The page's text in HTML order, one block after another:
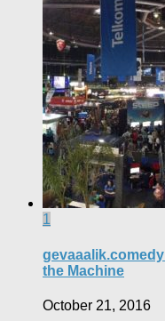
1
the Machine
October 21, 2016